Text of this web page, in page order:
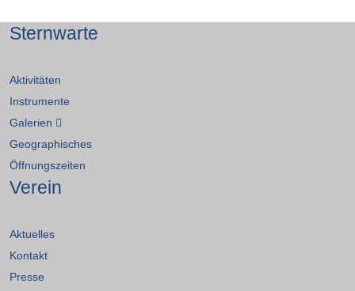
Sternwarte
Aktivitäten
Instrumente
Galerien
Geographisches
Öffnungszeiten
Verein
Aktuelles
Kontakt
Presse